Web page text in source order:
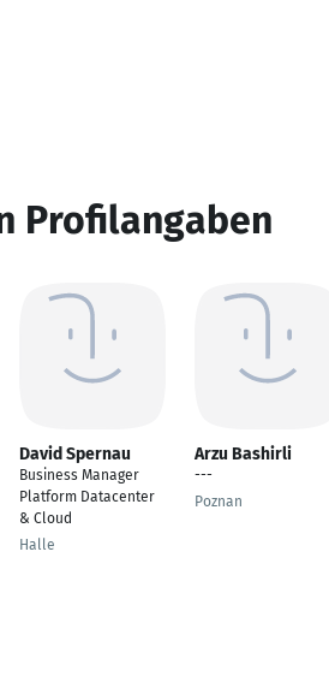
Profilangaben
David Spernau
Business Manager
Platform Datacenter
& Cloud
Halle
Arzu Bashirli
---
Poznan